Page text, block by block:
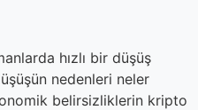
hızlı bir düşüş
nedenleri neler
belirsizliklerin kripto